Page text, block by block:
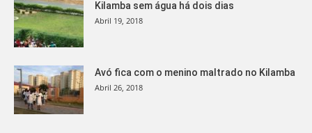
Kilamba sem água há dois dias
Abril 19, 2018
Avó fica com o menino maltrado no Kilamba
Abril 26, 2018